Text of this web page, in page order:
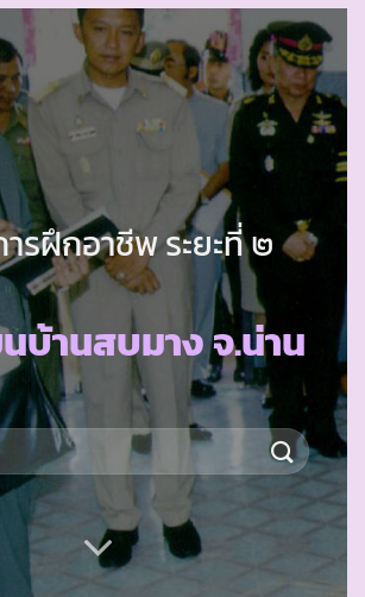
รฝึกอาชีพ ระยะที่ ๒
นบ้านสบมาง จ.น่าน